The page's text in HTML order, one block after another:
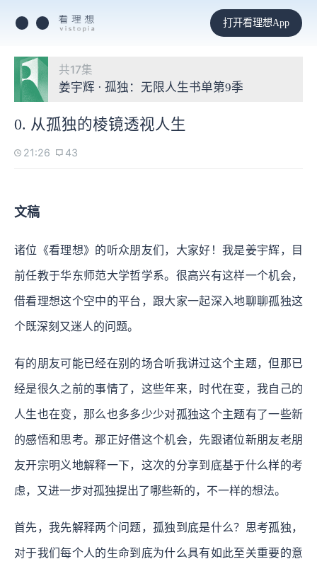
打开看理想App
共17集
姜宇辉 · 孤独：无限人生书单第9季
0. 从孤独的棱镜透视人生
21:26 43
文稿
诸位《看理想》的听众朋友们，大家好！我是姜宇辉，目
前任教于华东师范大学哲学系。很高兴有这样一个机会，
借看理想这个空中的平台，跟大家一起深入地聊聊孤独这
个既深刻又迷人的问题。
有的朋友可能已经在别的场合听我讲过这个主题，但那已
经是很久之前的事情了，这些年来，时代在变，我自己的
人生也在变，那么也多多少少对孤独这个主题有了一些新
的感悟和思考。那正好借这个机会，先跟诸位新朋友老朋
友开宗明义地解释一下，这次的分享到底基于什么样的考
虑，又进一步对孤独提出了哪些新的，不一样的想法。
首先，我先解释两个问题，孤独到底是什么？思考孤独，
对于我们每个人的生命到底为什么具有如此至关重要的意